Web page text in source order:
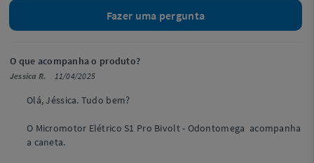
Fazer uma pergunta
O que acompanha o produto?
Jessica R. 11/04/2025
Olá, Jéssica. Tudo bem?
O Micromotor Elétrico S1 Pro Bivolt - Odontomega acompanha
a caneta.